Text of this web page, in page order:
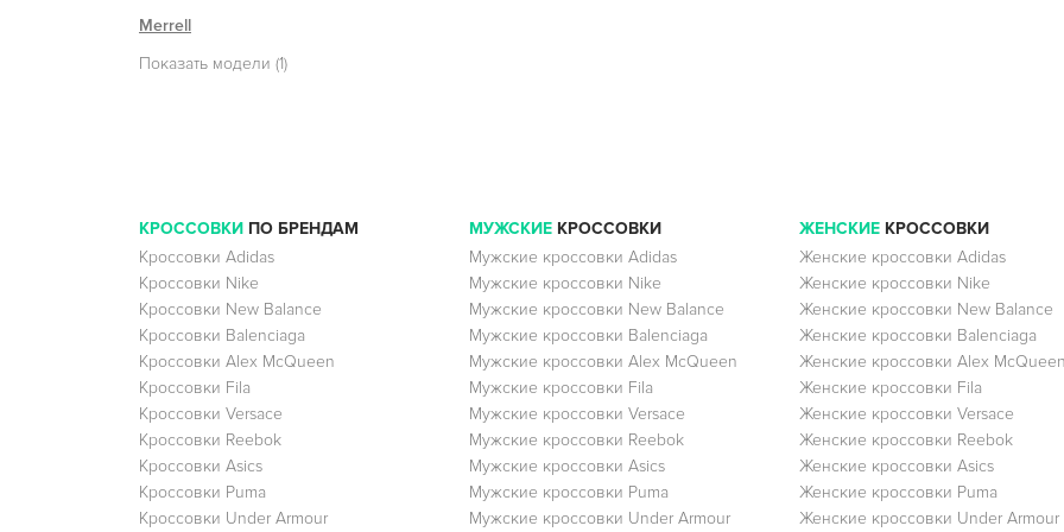
Merrell
Показать модели (1)
КРОССОВКИ ПО БРЕНДАМ
Кроссовки Adidas
Кроссовки Nike
Кроссовки New Balance
Кроссовки Balenciaga
Кроссовки Alex McQueen
Кроссовки Fila
Кроссовки Versace
Кроссовки Reebok
Кроссовки Asics
Кроссовки Puma
Кроссовки Under Armour
МУЖСКИЕКРОССОВКИ
Мужские кроссовки Adidas
Мужские кроссовки Nike
Мужские кроссовки New Balance
Мужские кроссовки Balenciaga
Мужские кроссовки Alex McQueen
Мужские кроссовки Fila
Мужские кроссовки Versace
Мужские кроссовки Reebok
Мужские кроссовки Asics
Мужские кроссовки Puma
Мужские кроссовки Under Armour
ЖЕНСКИЕКРОССОВКИ
Женские кроссовки Adidas
Женские кроссовки Nike
Женские кроссовки New Balance
Женские кроссовки Balenciaga
Женские кроссовки Alex
Женские кроссовки Fila
Женские кроссовки Versace
Женские кроссовки Reebok
Женские кроссовки Asics
Женские кроссовки Puma
Женские кроссовки Under Armour